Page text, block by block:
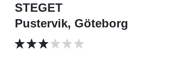
STEGET
Pustervik, Göteborg